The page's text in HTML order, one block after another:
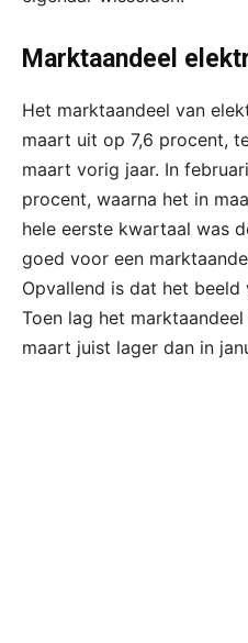
Marktaandeel
Het marktaandeel van
maart uit op 7,6 procent,
maart vorig jaar. In
procent, waarna het in
hele eerste kwartaal was
goed voor een
Opvallend is dat het beeld
Toen lag het marktaandeel
maart juist lager dan in